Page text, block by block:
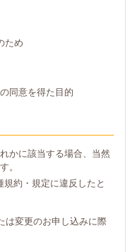
ため
同意を得た目的
かに該当する場合、当然
。
規約・規定に違反したと
は変更のお申し込みに際